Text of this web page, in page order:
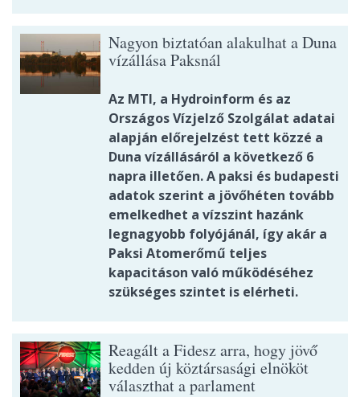
Nagyon biztatóan alakulhat a Duna
vízállása Paksnál
Az MTI, a Hydroinform és az
Országos Vízjelző Szolgálat adatai
alapján előrejelzést tett közzé a
Duna vízállásáról a következő 6
napra illetően. A paksi és budapesti
adatok szerint a jövőhéten tovább
emelkedhet a vízszint hazánk
legnagyobb folyójánál, így akár a
Paksi Atomerőmű teljes
kapacitáson való működéséhez
szükséges szintet is elérheti.
Reagált a Fidesz arra, hogy jövő
kedden új köztársasági elnököt
választhat a parlament